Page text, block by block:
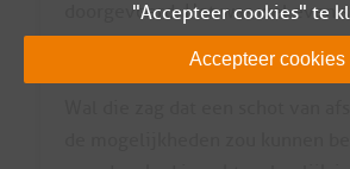
doorgevoerd. Het was wel even
hoor…..man man, daar werd ik
66 minuten voetbal was het
"Accepteer cookies" te
Accepteer cookies